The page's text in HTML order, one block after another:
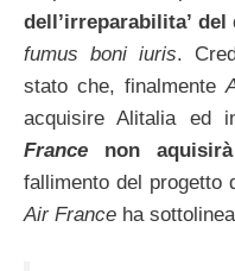
dell’irreparabilita’ del
fumus boni iuris.
stato che, finalmente
acquisire Alitalia ed
France non
fallimento del progetto
Air France ha